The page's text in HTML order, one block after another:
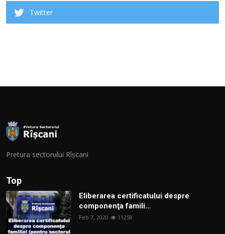
Twitter
Pretura sectorului Rîșcani
Top
Eliberarea certificatului despre
componenţa famili...
Feb 7, 2020 11258